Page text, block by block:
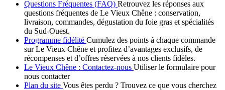
Questions Fréquentes (FAQ) Retrouvez les réponses aux
questions fréquentes de Le Vieux Chêne : conservation,
livraison, commandes, dégustation du foie gras et spécialités
du Sud-Ouest.
Programme fidélité Cumulez des points à chaque commande
sur Le Vieux Chêne et profitez d’avantages exclusifs, de
récompenses et d’offres réservées à nos clients fidèles.
Le Vieux Chêne : Contactez-nous Utiliser le formulaire pour
nous contacter
Plan du site Vous êtes perdu ? Trouvez ce que vous cherchez